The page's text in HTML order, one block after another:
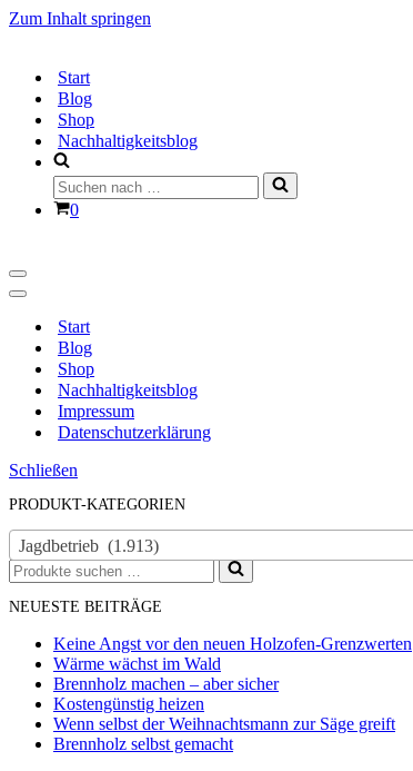
Zum Inhalt springen
Start
Blog
Shop
Nachhaltigkeitsblog
Suchen
nach …
Warenkorb
0
Navigationsmenü
Navigationsmenü
Start
Blog
Shop
Nachhaltigkeitsblog
Impressum
Datenschutzerklärung
Schließen
PRODUKT-KATEGORIEN
Jagdbetrieb (1.913)
Suchen
nach …
NEUESTE BEITRÄGE
Keine Angst vor den neuen Holzofen-Grenzwerten
Wärme wächst im Wald
Brennholz machen – aber sicher
Kostengünstig heizen
Wenn selbst der Weihnachtsmann zur Säge greift
Brennholz selbst gemacht